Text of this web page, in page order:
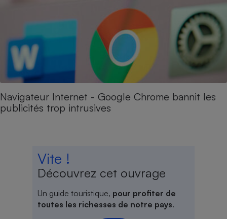
Navigateur Internet - Google Chrome bannit les
publicités trop intrusives
Vite !
Découvrez cet ouvrage
Un guide touristique, pour profiter de
toutes les richesses de notre pays.